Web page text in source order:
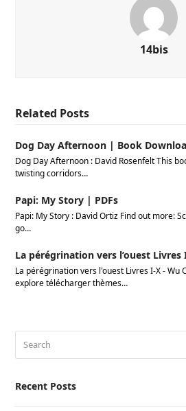
14bis
Related Posts
Dog Day Afternoon | Book
Dog Day Afternoon : David Rosenfelt This
twisting corridors…
Papi: My Story | PDFs
Papi: My Story : David Ortiz Find out more:
go…
La pérégrination vers l’ouest Livres
La pérégrination vers l'ouest Livres I-X - Wu
explore télécharger thèmes…
Recent Posts